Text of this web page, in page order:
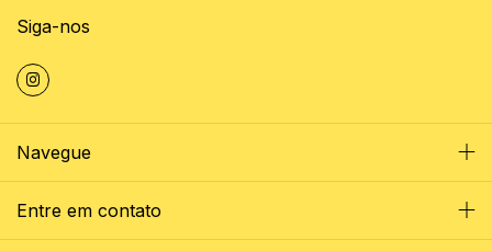
Siga-nos
Navegue
Entre em contato